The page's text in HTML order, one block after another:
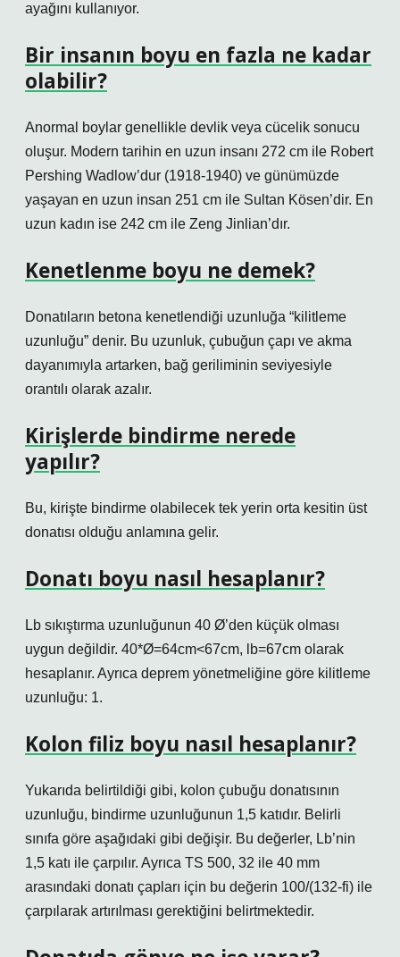
ayağını kullanıyor.
Bir insanın boyu en fazla ne kadar
olabilir?
Anormal boylar genellikle devlik veya cücelik sonucu
oluşur. Modern tarihin en uzun insanı 272 cm ile Robert
Pershing Wadlow’dur (1918-1940) ve günümüzde
yaşayan en uzun insan 251 cm ile Sultan Kösen’dir. En
uzun kadın ise 242 cm ile Zeng Jinlian’dır.
Kenetlenme boyu ne demek?
Donatıların betona kenetlendiği uzunluğa “kilitleme
uzunluğu” denir. Bu uzunluk, çubuğun çapı ve akma
dayanımıyla artarken, bağ geriliminin seviyesiyle
orantılı olarak azalır.
Kirişlerde bindirme nerede
yapılır?
Bu, kirişte bindirme olabilecek tek yerin orta kesitin üst
donatısı olduğu anlamına gelir.
Donatı boyu nasıl hesaplanır?
Lb sıkıştırma uzunluğunun 40 Ø’den küçük olması
uygun değildir. 40*Ø=64cm<67cm, lb=67cm olarak
hesaplanır. Ayrıca deprem yönetmeliğine göre kilitleme
uzunluğu: 1.
Kolon filiz boyu nasıl hesaplanır?
Yukarıda belirtildiği gibi, kolon çubuğu donatısının
uzunluğu, bindirme uzunluğunun 1,5 katıdır. Belirli
sınıfa göre aşağıdaki gibi değişir. Bu değerler, Lb’nin
1,5 katı ile çarpılır. Ayrıca TS 500, 32 ile 40 mm
arasındaki donatı çapları için bu değerin 100/(132-fi) ile
çarpılarak artırılması gerektiğini belirtmektedir.